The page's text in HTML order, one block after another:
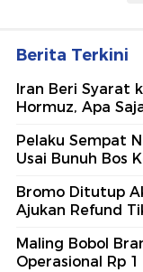
Berita Terkini
Iran Beri Syarat
Hormuz, Apa
Pelaku Sempat
Usai Bunuh Bos
Bromo Ditutup
Ajukan Refund
Maling Bobol
Operasional Rp